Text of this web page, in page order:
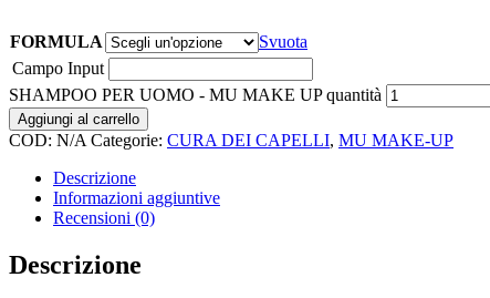
FORMULA
Svuota
Campo Input
SHAMPOO PER UOMO - MU MAKE UP quantità
Aggiungi al carrello
COD: N/A Categorie: CURA DEI CAPELLI, MU MAKE-UP
Descrizione
Informazioni aggiuntive
Recensioni (0)
Descrizione